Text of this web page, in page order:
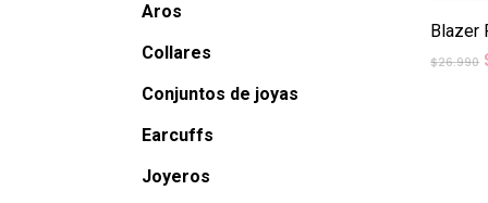
Aros
Collares
Conjuntos de joyas
Earcuffs
Joyeros
Blazer
$26.990